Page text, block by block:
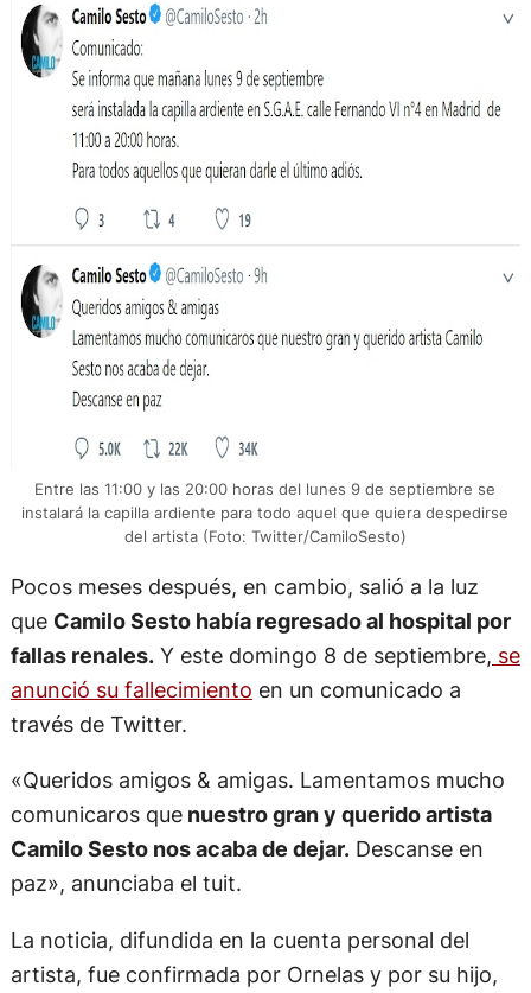
Entre las 11:00 y las 20:00 horas del lunes 9 de septiembre se
instalará la capilla ardiente para todo aquel que quiera despedirse
del artista (Foto: Twitter/CamiloSesto)
Pocos meses después, en cambio, salió a la luz
que Camilo Sesto había regresado al hospital por
fallas renales.Y este domingo 8 de septiembre, se
anunció su fallecimiento en un comunicado a
través de Twitter.
«Queridos amigos & amigas. Lamentamos mucho
comunicaros quenuestro gran y querido artista
Camilo Sesto nos acaba de dejar.Descanse en
paz», anunciaba el tuit.
La noticia, difundida en la cuenta personal del
artista, fue confirmada por Ornelas y por su hijo,